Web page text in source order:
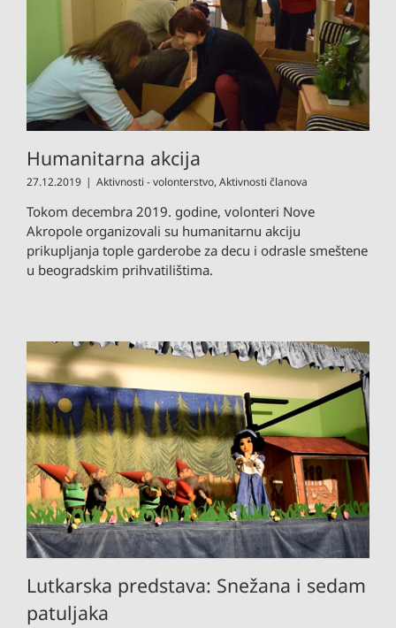
Humanitarna akcija
27.12.2019 | Aktivnosti - volonterstvo, Aktivnosti članova
Tokom decembra 2019. godine, volonteri Nove
Akropole organizovali su humanitarnu akciju
prikupljanja tople garderobe za decu i odrasle smeštene
u beogradskim prihvatilištima.
Lutkarska predstava: Snežana i sedam
patuljaka